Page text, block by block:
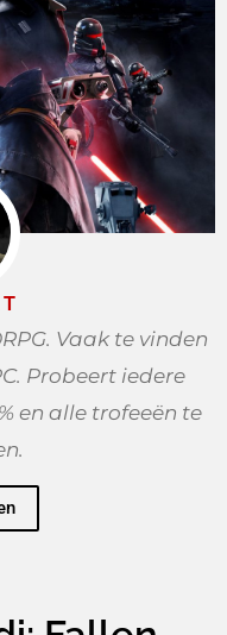
Vaak te vinden
Probeert iedere
en alle trofeeën te